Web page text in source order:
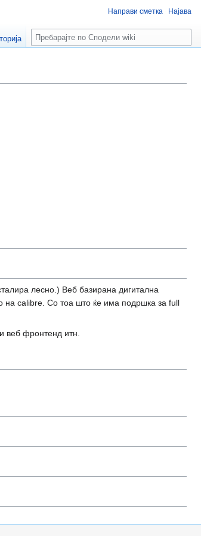
лесно.) Веб базирана дигитална
на calibre. Со тоа што ќе има подршка за full
веб фронтенд итн.
Направи сметка Најава
П
р
а